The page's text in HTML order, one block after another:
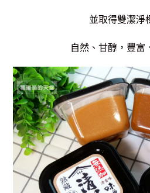
並取得雙潔淨
自然、甘醇，豐富